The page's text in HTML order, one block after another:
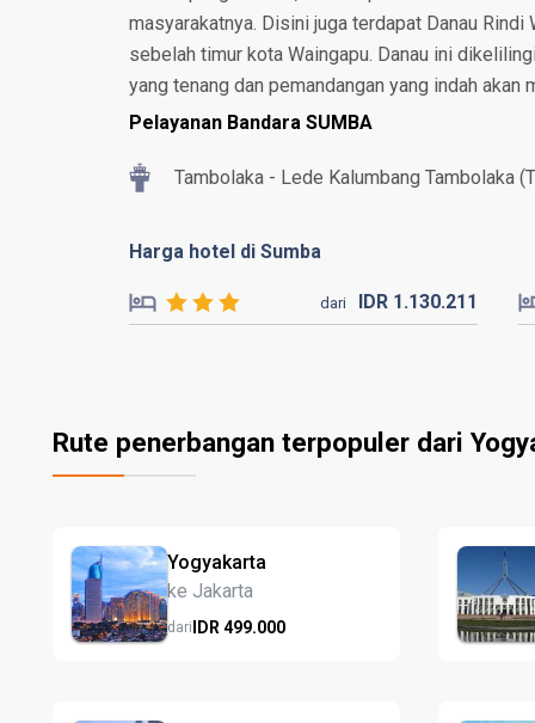
masyarakatnya. Disini juga terdapat Danau
sebelah timur kota Waingapu. Danau ini
yang tenang dan pemandangan yang indah akan
Pelayanan Bandara SUMBA
Tambolaka - Lede Kalumbang Tambolaka
Harga hotel di Sumba
dari IDR 1.130.211
Rute penerbangan terpopuler dari
Yogyakarta
ke Jakarta
dariIDR 499.000